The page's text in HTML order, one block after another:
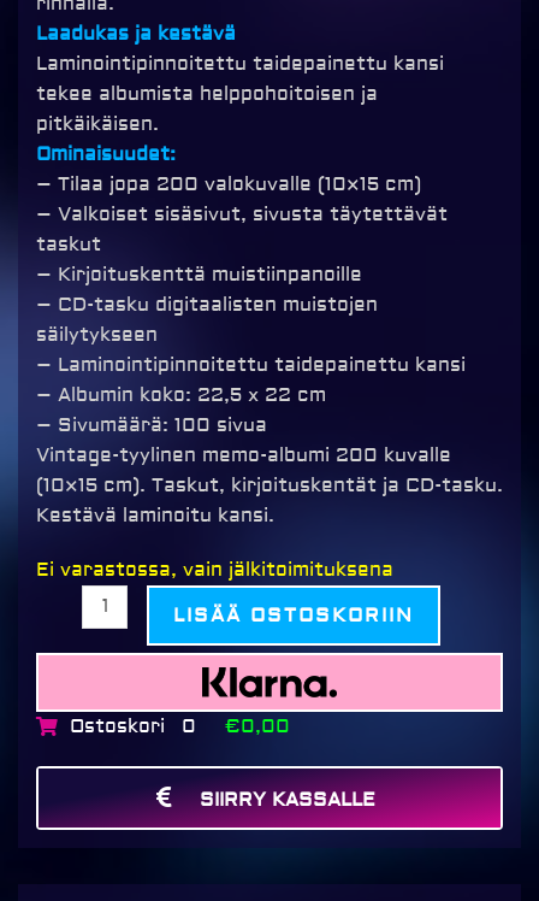
Laadukas ja kestävä
Laminointipinnoitettu taidepainettu kansi
tekee albumista helppohoitoisen ja
pitkäikäisen.
Ominaisuudet:
– Tilaa jopa 200 valokuvalle (10×15 cm)
– Valkoiset sisäsivut, sivusta täytettävät
taskut
– Kirjoituskenttä muistiinpanoille
– CD-tasku digitaalisten muistojen
säilytykseen
– Laminointipinnoitettu taidepainettu kansi
– Albumin koko: 22,5 x 22 cm
– Sivumäärä: 100 sivua
Vintage-tyylinen memo-albumi 200 kuvalle
(10×15 cm). Taskut, kirjoituskentät ja CD-tasku.
Kestävä laminoitu kansi.
Ei varastossa, vain jälkitoimituksena
Rustico
valokuva-
200
LISÄÄ OSTOSKORIIN
Ostoskori 0 €0,00
SIIRRY KASSALLE